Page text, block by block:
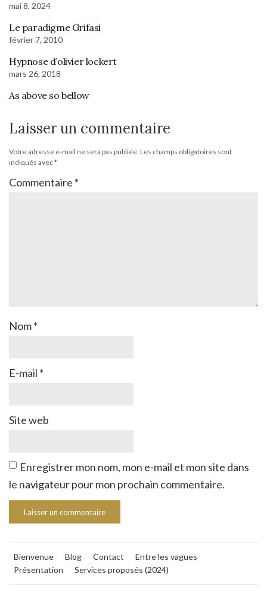
mai 8, 2024
Le paradigme Grifasi
février 7, 2010
Hypnose d’olivier lockert
mars 26, 2018
As above so bellow
Laisser un commentaire
Votre adresse e-mail ne sera pas publiée. Les champs obligatoires sont
indiqués avec*
Commentaire *
Nom*
E-mail *
Site web
Enregistrer mon nom, mon e-mail et mon site dans
le navigateur pour mon prochain commentaire.
Bienvenue Blog Contact
Entre les vagues
Présentation
Services proposés (2024)